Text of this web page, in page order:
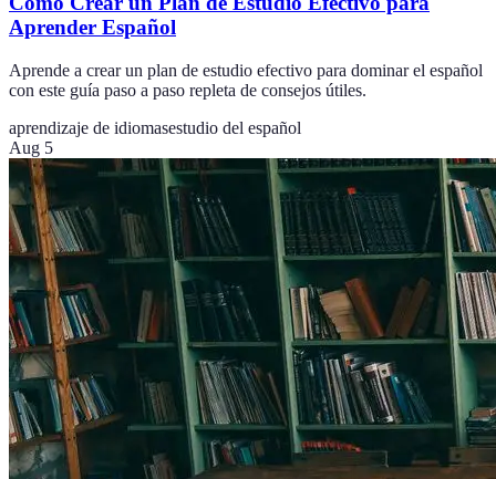
Aprender Español
Aprende a crear un plan de estudio efectivo para dominar el español
con este guía paso a paso repleta de consejos útiles.
aprendizaje de idiomasestudio del español
Aug 5